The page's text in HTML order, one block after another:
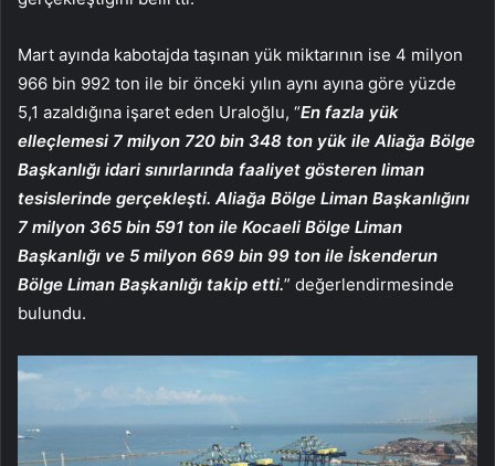
Mart ayında kabotajda taşınan yük miktarının ise 4 milyon
966 bin 992 ton ile bir önceki yılın aynı ayına göre yüzde
5,1 azaldığına işaret eden Uraloğlu, “En fazla yük
elleçlemesi 7 milyon 720 bin 348 ton yük ile Aliağa Bölge
Başkanlığı idari sınırlarında faaliyet gösteren liman
tesislerinde gerçekleşti. Aliağa Bölge Liman Başkanlığını
7 milyon 365 bin 591 ton ile Kocaeli Bölge Liman
Başkanlığı ve 5 milyon 669 bin 99 ton ile İskenderun
Bölge Liman Başkanlığı takip etti.” değerlendirmesinde
bulundu.